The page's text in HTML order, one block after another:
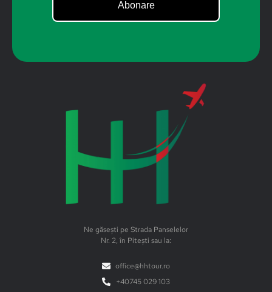
Abonare
Ne găsești pe Strada Panselelor
Nr. 2, în Pitești sau la:
office@hhtour.ro
+40745 029 103